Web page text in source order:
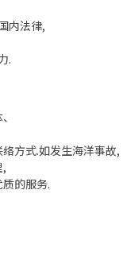
内法律,
.
方式.如发生海洋事故,
,
的服务.